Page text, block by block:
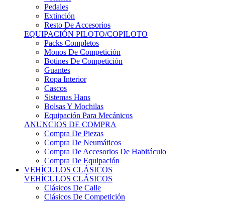
Extinción
Resto De Accesorios
EQUIPACIÓN PILOTO/COPILOTO
Packs Completos
Monos De Competición
Botines De Competición
Guantes
Ropa Interior
Cascos
Sistemas Hans
Bolsas Y Mochilas
Equipación Para Mecánicos
ANUNCIOS DE COMPRA
Compra De Piezas
Compra De Neumáticos
Compra De Accesorios De Habitáculo
Compra De Equipación
VEHÍCULOS CLÁSICOS
VEHÍCULOS CLÁSICOS
Clásicos De Calle
Clásicos De Competición
Motores